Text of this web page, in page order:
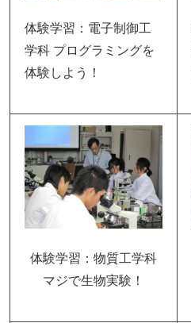
体験学習：電子制御工
学科 プログラミングを
体験しよう！
体験学習：物質工学科
マジで生物実験！